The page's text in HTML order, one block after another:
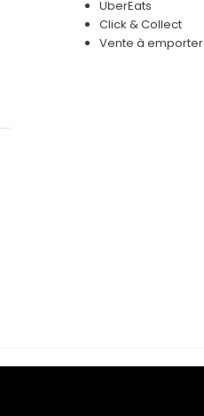
UberEats
Click & Collect
Vente à emporter